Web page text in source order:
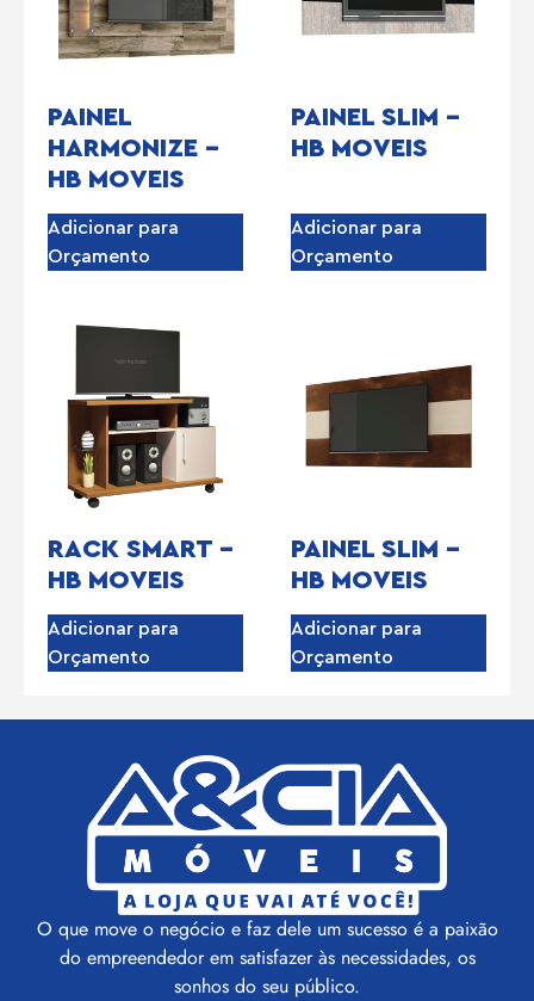
PAINEL
HARMONIZE –
HB MOVEIS
Adicionar para
Orçamento
PAINEL SLIM –
HB MOVEIS
Adicionar para
Orçamento
RACK SMART –
HB MOVEIS
Adicionar para
Orçamento
PAINEL SLIM –
HB MOVEIS
Adicionar para
Orçamento
O que move o negócio e faz dele um sucesso é a paixão
do empreendedor em satisfazer às necessidades, os
sonhos do seu público.